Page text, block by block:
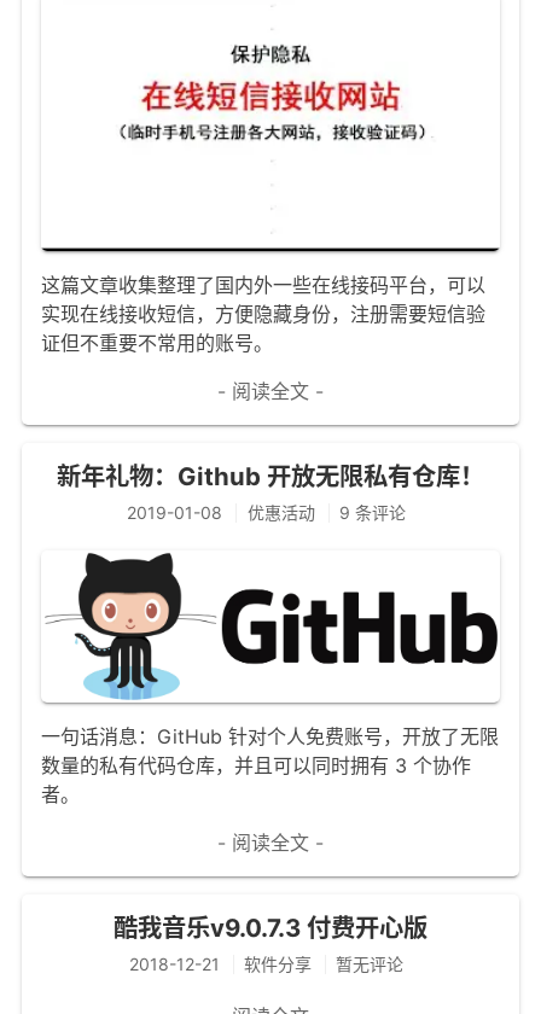
这篇文章收集整理了国内外一些在线接码平台，可以
实现在线接收短信，方便隐藏身份，注册需要短信验
证但不重要不常用的账号。
- 阅读全文 -
新年礼物：Github 开放无限私有仓库！
2019-01-08 优惠活动 9 条评论
一句话消息：GitHub 针对个人免费账号，开放了无限
数量的私有代码仓库，并且可以同时拥有 3 个协作
者。
- 阅读全文 -
酷我音乐v9.0.7.3 付费开心版
2018-12-21 软件分享 暂无评论